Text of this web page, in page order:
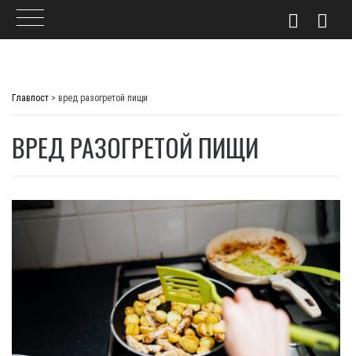
Главпост > вред разогретой пищи
ВРЕД РАЗОГРЕТОЙ ПИЩИ